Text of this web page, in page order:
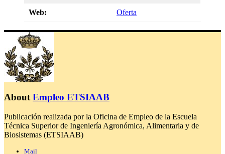
Web: Oferta
About Empleo ETSIAAB
Publicación realizada por la Oficina de Empleo de la Escuela
Técnica Superior de Ingeniería Agronómica, Alimentaria y de
Biosistemas (ETSIAAB)
Mail